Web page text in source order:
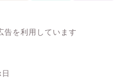
を利用しています